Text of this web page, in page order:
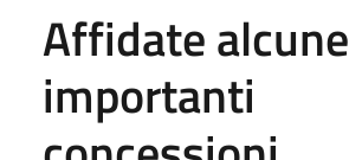
Affidate alcune
importanti